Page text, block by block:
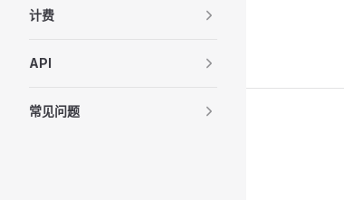
计费
API
常见问题
7/8/26, 9:44 AM